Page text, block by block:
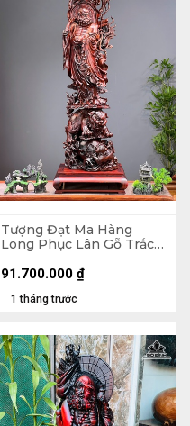
Tượng Đạt Ma Hàng
Long Phục Lân Gỗ Trắc
(cm)
1 tháng trước
91.700.000 ₫